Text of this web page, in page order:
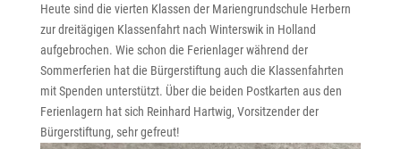
Heute sind die vierten Klassen der Mariengrundschule Herbern
zur dreitägigen Klassenfahrt nach Winterswik in Holland
aufgebrochen. Wie schon die Ferienlager während der
Sommerferien hat die Bürgerstiftung auch die Klassenfahrten
mit Spenden unterstützt. Über die beiden Postkarten aus den
Ferienlagern hat sich Reinhard Hartwig, Vorsitzender der
Bürgerstiftung, sehr gefreut!